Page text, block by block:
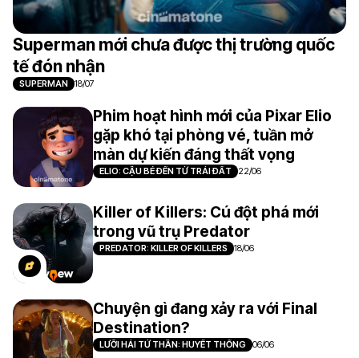
Superman mới chưa được thị trường quốc
tế đón nhận
SUPERMAN 18/07
Phim hoạt hình mới của Pixar Elio
gặp khó tại phòng vé, tuần mở
màn dự kiến đáng thất vọng
ELIO: CẬU BÉ ĐẾN TỪ TRÁI ĐẤT 22/06
Killer of Killers: Cú đột phá mới
trong vũ trụ Predator
PREDATOR: KILLER OF KILLERS 18/06
Chuyện gì đang xảy ra với Final
Destination?
LƯỠI HÁI TỬ THẦN: HUYẾT THỐNG 06/06